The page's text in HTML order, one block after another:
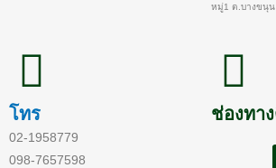
หมู่1 ต.บางขนุน
โทร
02-1958779
098-7657598
ช่องทา